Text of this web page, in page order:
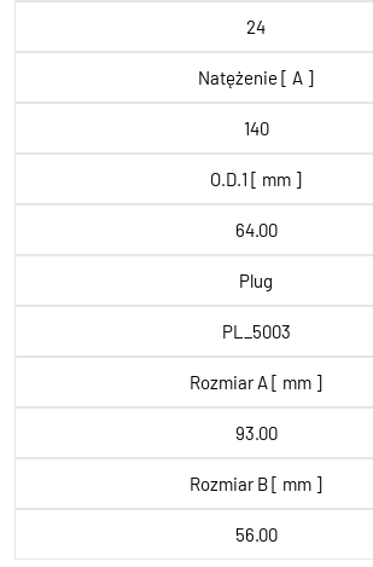
24
Natężenie [ A ]
140
O.D.1 [ mm ]
64.00
Plug
PL_5003
Rozmiar A [ mm ]
93.00
Rozmiar B [ mm ]
56.00